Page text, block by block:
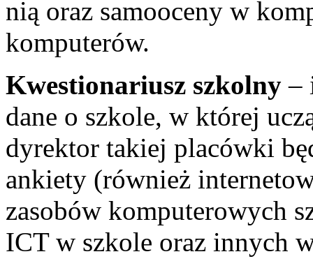
nią oraz samooceny w
komputerów.
Kwestionariusz szkolny –
dane o szkole, w której
dyrektor takiej placówki
ankiety (również
zasobów komputerowych
ICT w szkole oraz innych